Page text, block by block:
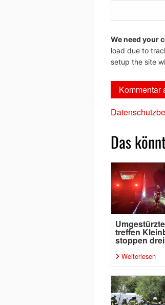
We need your
load due to
setup the site
Das
treffen
stoppen
Weiterlesen